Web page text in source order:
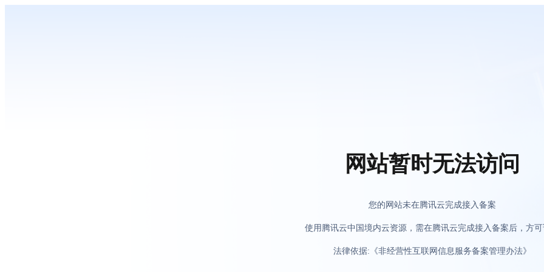
网站暂时无法访问
您的网站未在腾讯云完成接入备案
使用腾讯云中国境内云资源，需在腾讯云完成接入备案后，方
法律依据:《非经营性互联网信息服务备案管理办法》